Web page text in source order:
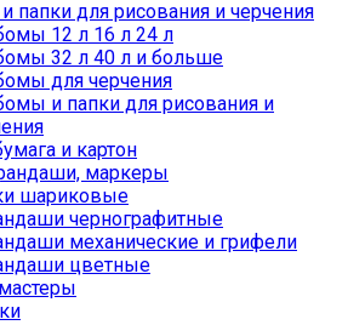
папки для рисования и черчения
12 л 16 л 24 л
32 л 40 л и больше
для черчения
и папки для рисования и
и картон
маркеры
шариковые
чернографитные
механические и грифели
цветные